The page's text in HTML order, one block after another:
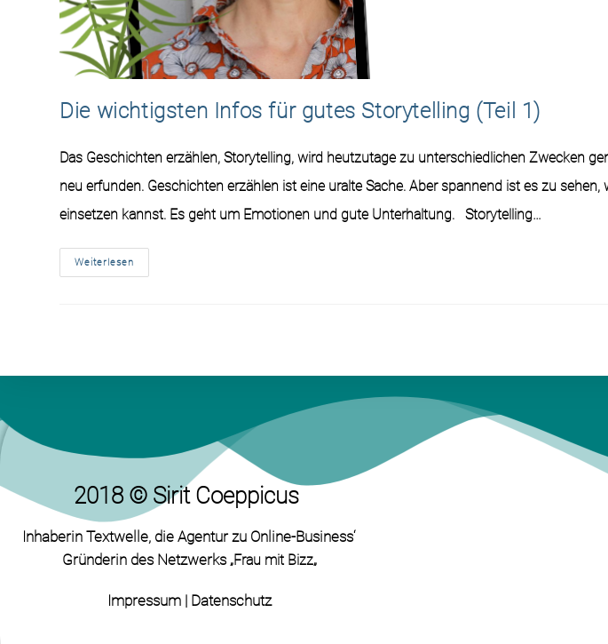
Die wichtigsten Infos für gutes Storytelling (Teil 1)
Das Geschichten erzählen, Storytelling, wird heutzutage zu unterschiedlichen Zwecken
neu erfunden. Geschichten erzählen ist eine uralte Sache. Aber spannend ist es zu
einsetzen kannst. Es geht um Emotionen und gute Unterhaltung. Storytelling…
Weiterlesen
2018 © Sirit Coeppicus
Inhaberin Textwelle, die Agentur zu Online-Business‘
Gründerin des Netzwerks „Frau mit Bizz„
Impressum| Datenschutz